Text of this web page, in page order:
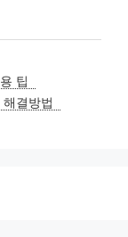
팁
결방법